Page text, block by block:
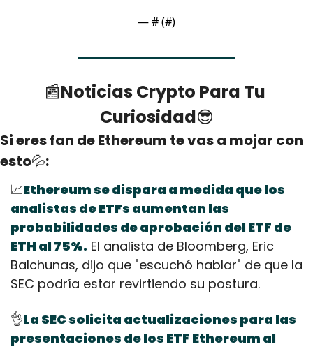
— # (#)
📰Noticias Crypto Para Tu
Curiosidad😎
Si eres fan de Ethereum te vas a mojar con
esto💦:
📈Ethereum se dispara a medida que los
analistas de ETFs aumentan las
probabilidades de aprobación del ETF de
ETH al 75%. El analista de Bloomberg, Eric
Balchunas, dijo que "escuchó hablar" de que la
SEC podría estar revirtiendo su postura.
👌La SEC solicita actualizaciones para las
presentaciones de los ETF Ethereum al